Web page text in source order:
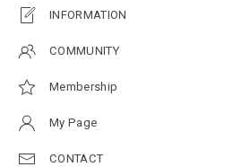
INFORMATION
COMMUNITY
Membership
My Page
CONTACT